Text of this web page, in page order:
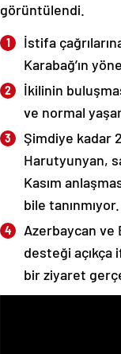
görüntülendi.
İstifa
Karabağ’ın
İkilinin
ve normal
Şimdiye kadar
Harutyunyan,
Kasım
bile tanınmıyor.
Azerbaycan ve
desteği açıkça
bir ziyaret